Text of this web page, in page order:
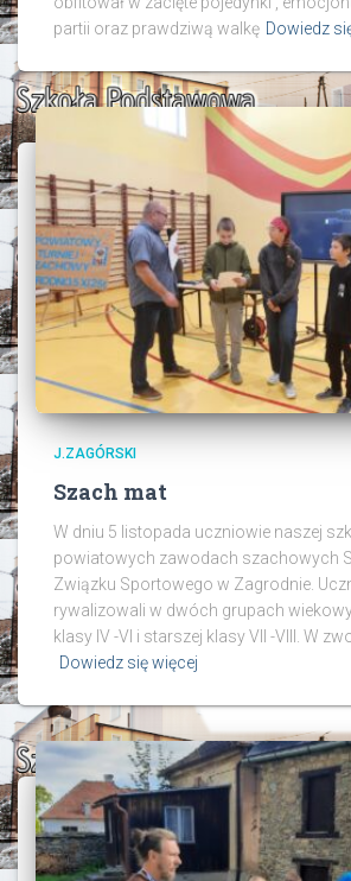
partii oraz prawdziwą walkę Dowiedz
J.ZAGÓRSKI
Szach mat
W dniu 5 listopada uczniowie naszej
powiatowych zawodach szachowych
Związku Sportowego w Zagrodnie.
rywalizowali w dwóch grupach
klasy IV -VI i starszej klasy VII -VIII. W
Dowiedz się więcej